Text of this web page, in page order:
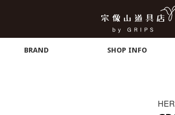
BRAND SHOP INFO